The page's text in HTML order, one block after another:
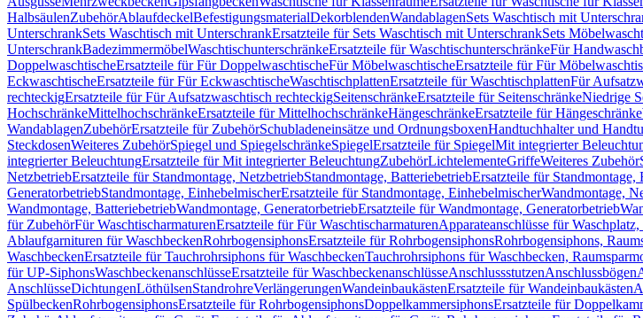
HalbsäulenZubehörAblaufdeckelBefestigungsmaterialDekorblendenWandablagenSets Waschtisch mit
UnterschrankSets Waschtisch mit UnterschrankErsatzteile für Sets Waschtisch mit UnterschrankSets
UnterschrankBadezimmermöbelWaschtischunterschränkeErsatzteile für WaschtischunterschränkeFür
DoppelwaschtischeErsatzteile für Für DoppelwaschtischeFür MöbelwaschtischeErsatzteile für Für
EckwaschtischeErsatzteile für Für EckwaschtischeWaschtischplattenErsatzteile für WaschtischplattenFür
rechteckigErsatzteile für Für Aufsatzwaschtisch rechteckigSeitenschränkeErsatzteile für SeitenschränkeNiedrige
HochschränkeMittelhochschränkeErsatzteile für MittelhochschränkeHängeschränkeErsatzteile für Hängeschränke
WandablagenZubehörErsatzteile für ZubehörSchubladeneinsätze und OrdnungsboxenHandtuchhalter und
SteckdosenWeiteres ZubehörSpiegel und SpiegelschränkeSpiegelErsatzteile für SpiegelMit integrierter
integrierter BeleuchtungErsatzteile für Mit integrierter BeleuchtungZubehörLichtelementeGriffeWeiteres Zubehör
NetzbetriebErsatzteile für Standmontage, NetzbetriebStandmontage, BatteriebetriebErsatzteile für Standmontage,
GeneratorbetriebStandmontage, EinhebelmischerErsatzteile für Standmontage, EinhebelmischerWandmontage,
Wandmontage, BatteriebetriebWandmontage, GeneratorbetriebErsatzteile für Wandmontage, Generatorbetrieb
für ZubehörFür WaschtischarmaturenErsatzteile für Für WaschtischarmaturenApparateanschlüsse für
Ablaufgarnituren für WaschbeckenRohrbogensiphonsErsatzteile für RohrbogensiphonsRohrbogensiphons,
WaschbeckenErsatzteile für Tauchrohrsiphons für WaschbeckenTauchrohrsiphons für Waschbecken,
für UP-SiphonsWaschbeckenanschlüsseErsatzteile für WaschbeckenanschlüsseAnschlussstutzenAnschlussbögen
AnschlüsseDichtungenLöthülsenStandrohreVerlängerungenWandeinbaukästenErsatzteile für Wandeinbaukästen
SpülbeckenRohrbogensiphonsErsatzteile für RohrbogensiphonsDoppelkammersiphonsErsatzteile für